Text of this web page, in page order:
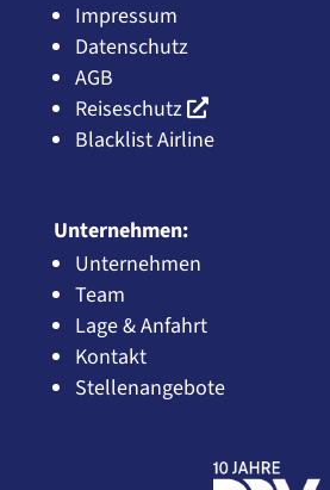
Impressum
Datenschutz
AGB
Reiseschutz
Blacklist Airline
Unternehmen:
Unternehmen
Team
Lage & Anfahrt
Kontakt
Stellenangebote